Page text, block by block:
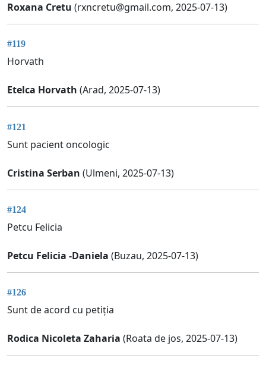
Roxana Cretu (rxncretu@gmail.com, 2025-07-13)
#119
Horvath
Etelca Horvath (Arad, 2025-07-13)
#121
Sunt pacient oncologic
Cristina Serban (Ulmeni, 2025-07-13)
#124
Petcu Felicia
Petcu Felicia -Daniela (Buzau, 2025-07-13)
#126
Sunt de acord cu petiția
Rodica Nicoleta Zaharia (Roata de jos, 2025-07-13)